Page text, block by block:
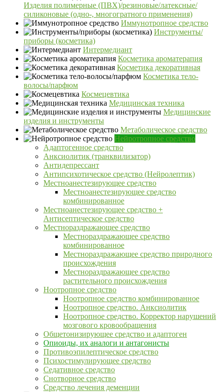
Изделия полимерные (ПВХ)/резиновые/латексные/
силиконовые (одно-, многогратного применения)
Иммунотропное средство
Инструменты/
приборы (косметика)
Интермедиант
Косметика ароматерапия
Косметика декоративная
Косметика тело-
волосы/парфюм
Космецевтика
Медицинская техника
Медицинские
изделия и инструменты
Метаболическое средство
Нейротропное средство
Адаптогенное средство
Анксиолитик (транквилизатор)
Антидепрессант
Антипсихотическое средство (Нейролептик)
Местноанестезирующее средство
Местноанестезирующее средство
комбинированное
Местноанестезирующее средство +
Антисептическое средство
Местнораздражающее средство
Местнораздражающее средство
комбинированное
Местнораздражающее средство природного
происхождения
Местнораздражающее средство
растительного происхождения
Ноотропное средство
Ноотропное средство комбинированное
Ноотропное средство. Анксиолитик
Ноотропное средство. Корректор нарушений
мозгового кровообращения
Общетонизирующее средство и адаптоген
Опиоиды, их аналоги и антагонисты
Противоэпилептическое средство
Психостимулирующее средство
Седативное средство
Снотворное средство
Средство лечения деменции